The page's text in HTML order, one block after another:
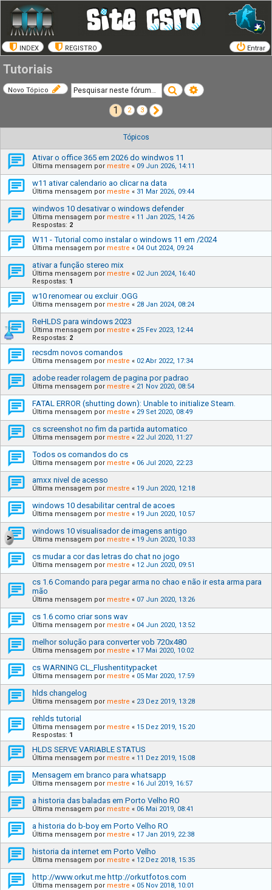
INDEX REGISTRO Entrar
Tutoriais
Novo Tópico PesquisarPesquisa avançada
1 2 3
Tópicos
Ativar o office 365 em 2026 do windwos 11
Última mensagem por mestre « 09 Jun 2026, 14:11
w11 ativar calendario ao clicar na data
Última mensagem por mestre « 31 Mar 2026, 09:44
windwos 10 desativar o windows defender
Última mensagem por mestre « 11 Jan 2025, 14:26
Respostas: 2
W11 - Tutorial como instalar o windows 11 em /2024
Última mensagem por mestre « 04 Out 2024, 09:24
ativar a função stereo mix
Última mensagem por mestre « 02 Jun 2024, 16:40
Respostas: 1
w10 renomear ou excluir .OGG
Última mensagem por mestre « 28 Jan 2024, 08:24
ReHLDS para windows 2023
Última mensagem por mestre « 25 Fev 2023, 12:44
Respostas: 2
recsdm novos comandos
Última mensagem por mestre « 02 Abr 2022, 17:34
adobe reader rolagem de pagina por padrao
Última mensagem por mestre « 21 Nov 2020, 08:54
FATAL ERROR (shutting down): Unable to initialize Steam.
Última mensagem por mestre « 29 Set 2020, 08:49
cs screenshot no fim da partida automatico
Última mensagem por mestre « 22 Jul 2020, 11:27
Todos os comandos do cs
Última mensagem por mestre « 06 Jul 2020, 22:23
amxx nivel de acesso
Última mensagem por mestre « 19 Jun 2020, 12:18
windows 10 desabilitar central de acoes
Última mensagem por mestre « 19 Jun 2020, 10:57
windows 10 visualisador de imagens antigo
Última mensagem por mestre « 19 Jun 2020, 10:33
cs mudar a cor das letras do chat no jogo
Última mensagem por mestre « 12 Jun 2020, 09:51
cs 1.6 Comando para pegar arma no chao e não ir esta arma para
mão
Última mensagem por mestre « 07 Jun 2020, 13:26
cs 1.6 como criar sons wav
Última mensagem por mestre « 04 Jun 2020, 13:52
melhor solução para converter vob 720x480
Última mensagem por mestre « 17 Mai 2020, 10:02
cs WARNING CL_Flushentitypacket
Última mensagem por mestre « 05 Mar 2020, 17:59
hlds changelog
Última mensagem por mestre « 23 Dez 2019, 13:28
rehlds tutorial
Última mensagem por mestre « 15 Dez 2019, 15:20
Respostas: 1
HLDS SERVE VARIABLE STATUS
Última mensagem por mestre « 11 Dez 2019, 15:08
Mensagem em branco para whatsapp
Última mensagem por mestre « 16 Jul 2019, 16:57
a historia das baladas em Porto Velho RO
Última mensagem por mestre « 06 Mai 2019, 08:41
a historia do b-boy em Porto Velho RO
Última mensagem por mestre « 17 Jan 2019, 22:38
historia da internet em Porto Velho
Última mensagem por mestre « 12 Dez 2018, 15:35
http://www.orkut.me http://orkutfotos.com
Última mensagem por mestre « 05 Nov 2018, 10:01